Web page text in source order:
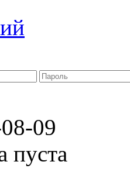
09
пуста